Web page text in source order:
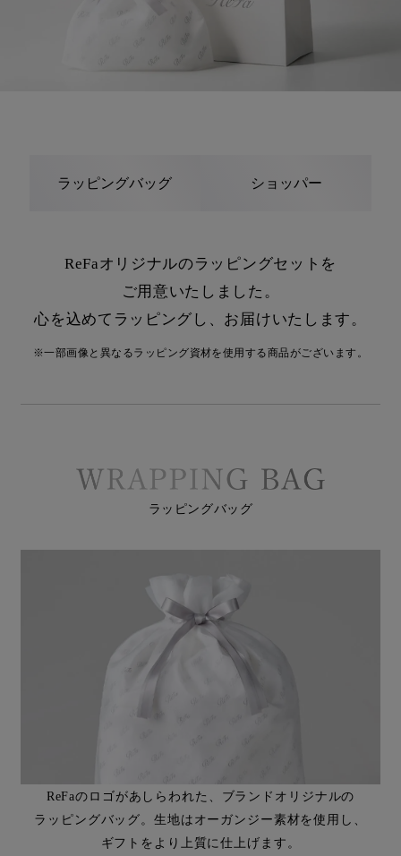
ラッピングバッグ ショッパー
ReFaオリジナルのラッピングセットを
ご用意いたしました。
心を込めてラッピングし、お届けいたします。
※一部画像と異なるラッピング資材を使用する商品がございます。
ラッピングバッグ
ReFaのロゴがあしらわれた、ブランドオリジナルの
ラッピングバッグ。生地はオーガンジー素材を使用し、
ギフトをより上質に仕上げます。